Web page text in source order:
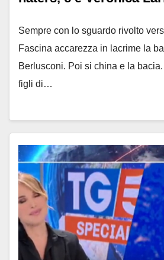
Sempre con lo sguardo rivolto
Fascina accarezza in lacrime la
Berlusconi. Poi si china e la
figli di…